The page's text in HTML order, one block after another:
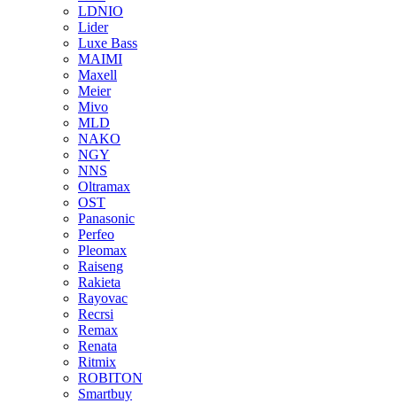
LDNIO
Lider
Luxe Bass
MAIMI
Maxell
Meier
Mivo
MLD
NAKO
NGY
NNS
Oltramax
OST
Panasonic
Perfeo
Pleomax
Raiseng
Rakieta
Rayovac
Recrsi
Remax
Renata
Ritmix
ROBITON
Smartbuy